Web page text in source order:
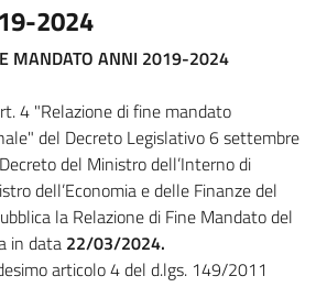
2024
MANDATO ANNI 2019-2024
4 "Relazione di fine mandato
del Decreto Legislativo 6 settembre
del Ministro dell’Interno di
dell’Economia e delle Finanze del
la Relazione di Fine Mandato del
in data 22/03/2024.
articolo 4 del d.lgs. 149/2011